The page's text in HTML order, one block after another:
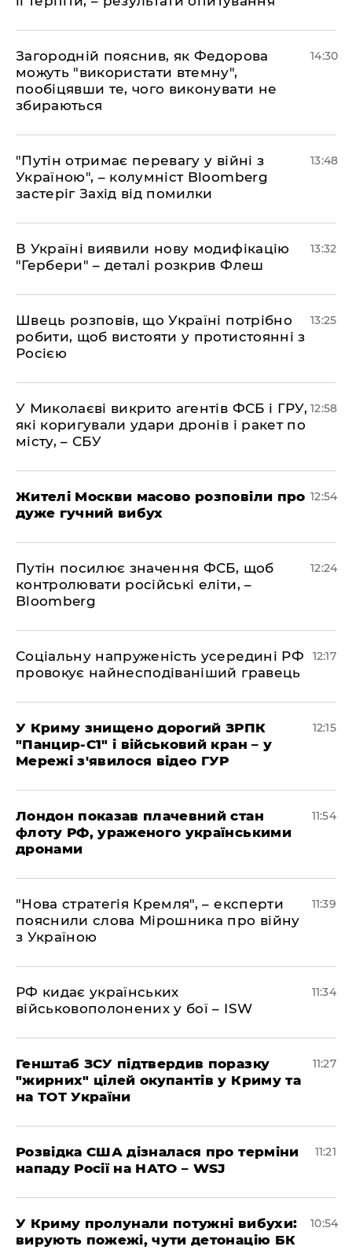
Загородній пояснив, як Федорова
можуть "використати втемну",
пообіцявши те, чого виконувати не
збираються
14:30
"Путін отримає перевагу у війні з
Україною", – колумніст Bloomberg
застеріг Захід від помилки
13:48
В Україні виявили нову модифікацію
"Гербери" – деталі розкрив Флеш
13:32
Швець розповів, що Україні потрібно
робити, щоб вистояти у протистоянні з
Росією
13:25
У Миколаєві викрито агентів ФСБ і ГРУ,
які коригували удари дронів і ракет по
місту, – СБУ
12:58
Жителі Москви масово розповіли про
дуже гучний вибух
12:54
Путін посилює значення ФСБ, щоб
контролювати російські еліти, –
Bloomberg
12:24
Соціальну напруженість усередині РФ
провокує найнесподіваніший гравець
12:17
У Криму знищено дорогий ЗРПК
"Панцир-С1" і військовий кран – у
Мережі з'явилося відео ГУР
12:15
Лондон показав плачевний стан
флоту РФ, ураженого українськими
дронами
11:54
"Нова стратегія Кремля", – експерти
пояснили слова Мірошника про війну
з Україною
11:39
РФ кидає українських
військовополонених у бої – ISW
11:34
Генштаб ЗСУ підтвердив поразку
"жирних" цілей окупантів у Криму та
на ТОТ України
11:27
Розвідка США дізналася про терміни
нападу Росії на НАТО – WSJ
11:21
У Криму пролунали потужні вибухи:
вирують пожежі, чути детонацію БК
10:54